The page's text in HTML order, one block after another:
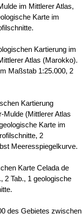
im Mittlerer Atlas,
Karte im
Kartierung im
Atlas (Marokko).
Maßstab 1:25.000, 2
Kartierung
Mulde (Mittlerer Atlas
Karte im
2
Meeresspiegelkurve.
Karte Celada de
2 Tab., 1 geologische
des Gebietes zwischen